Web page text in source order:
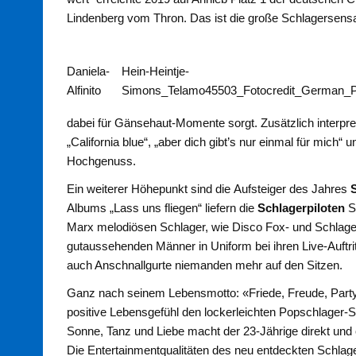
Lindenberg vom Thron. Das ist die große
Daniela-
Alfinito
Hein-Heintje-
dabei für Gänsehaut-Momente sorgt. Zusätzlich
„California blue“, „aber dich gibt’s nur einmal für
Hochgenuss.
Ein weiterer Höhepunkt sind die Aufsteiger des Jahres
Albums „Lass uns fliegen“ liefern dieSchlagerpiloten
Marx melodiösen Schlager, wie Disco Fox- und
gutaussehenden Männer in Uniform bei ihren Live-
auch Anschnallgurte niemanden mehr auf den Sitzen.
Ganz nach seinem Lebensmotto: «Friede, Freude,
positive Lebensgefühl den lockerleichten
Sonne, Tanz und Liebe macht der 23-Jährige direkt
Die Entertainmentqualitäten des neu entdeckten